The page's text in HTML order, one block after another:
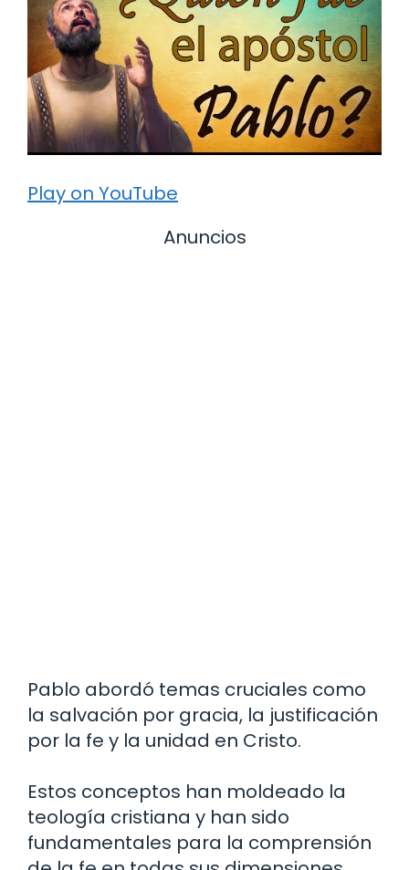
Play on YouTube
Anuncios
Pablo abordó temas cruciales como
la salvación por gracia, la justificación
por la fe y la unidad en Cristo.
Estos conceptos han moldeado la
teología cristiana y han sido
fundamentales para la comprensión